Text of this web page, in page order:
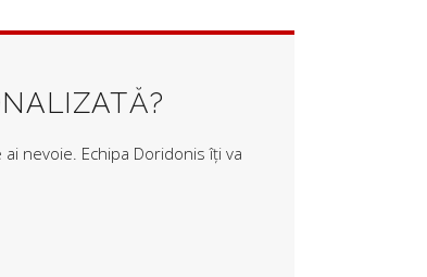
nevoie. Echipa Doridonis îți va